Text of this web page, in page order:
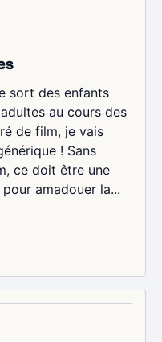
sort des enfants
au cours des
de film, je vais
! Sans
ce doit être une
amadouer la...